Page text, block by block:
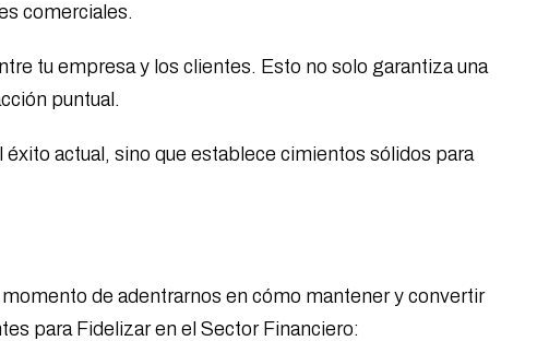
comerciales.
tu empresa y los clientes. Esto no solo garantiza una
puntual.
actual, sino que establece cimientos sólidos para
de adentrarnos en cómo mantener y convertir
para Fidelizar en el Sector Financiero: